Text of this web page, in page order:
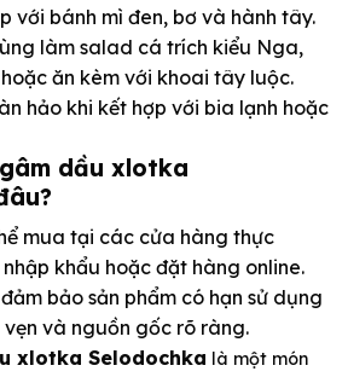
với bánh mì đen, bơ và hành tây.
làm salad cá trích kiểu Nga,
ăn kèm với khoai tây luộc.
hảo khi kết hợp với bia lạnh hoặc
dầu xlotka
mua tại các cửa hàng thực
khẩu hoặc đặt hàng online.
bảo sản phẩm có hạn sử dụng
và nguồn gốc rõ ràng.
xlotka Selodochka là một món